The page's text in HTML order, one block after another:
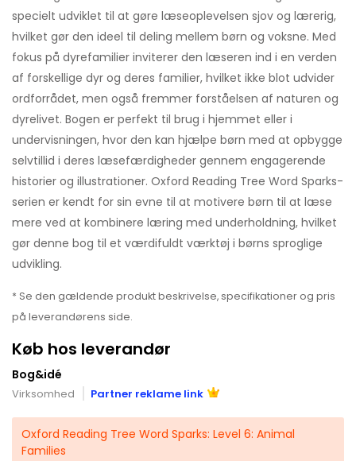
specielt udviklet til at gøre læseoplevelsen sjov og lærerig,
hvilket gør den ideel til deling mellem børn og voksne. Med
fokus på dyrefamilier inviterer den læseren ind i en verden
af forskellige dyr og deres familier, hvilket ikke blot udvider
ordforrådet, men også fremmer forståelsen af naturen og
dyrelivet. Bogen er perfekt til brug i hjemmet eller i
undervisningen, hvor den kan hjælpe børn med at opbygge
selvtillid i deres læsefærdigheder gennem engagerende
historier og illustrationer. Oxford Reading Tree Word Sparks-
serien er kendt for sin evne til at motivere børn til at læse
mere ved at kombinere læring med underholdning, hvilket
gør denne bog til et værdifuldt værktøj i børns sproglige
udvikling.
* Se den gældende produkt beskrivelse, specifikationer og pris
på leverandørens side.
Køb hos leverandør
Bog&idé
Virksomhed Partner reklame link
Oxford Reading Tree Word Sparks: Level 6: Animal
Families